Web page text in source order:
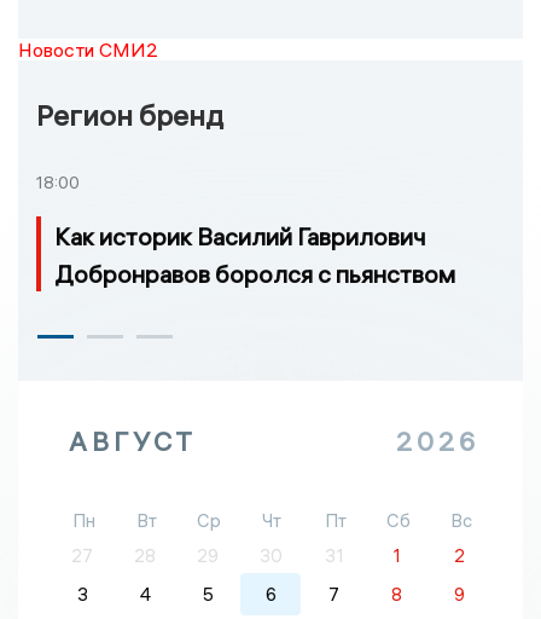
Новости СМИ2
Регион бренд
18:00
Как историк Василий Гаврилович
Добронравов боролся с пьянством
АВГУСТ 2026
Пн Вт Ср Чт Пт Сб
Вс
27
28 29 30 31 1
2
3
4 5 6 7 8
9